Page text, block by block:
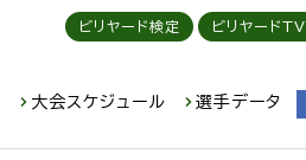
大会スケジュール 選手データ
ビリヤード検定 ビリヤードTV